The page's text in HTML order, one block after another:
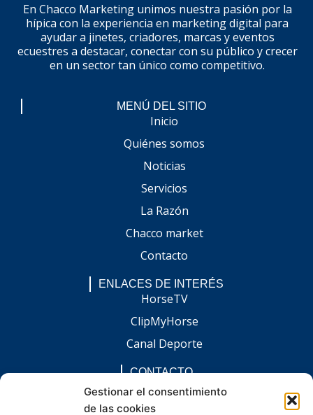
Gestionar el consentimiento
de las cookies
En Chacco Marketing unimos nuestra pasión por la
hípica con la experiencia en marketing digital para
ayudar a jinetes, criadores, marcas y eventos
ecuestres a destacar, conectar con su público y crecer
en un sector tan único como competitivo.
MENÚ DEL SITIO
Inicio
Quiénes somos
Noticias
Servicios
La Razón
Chacco market
Contacto
ENLACES DE INTERÉS
HorseTV
ClipMyHorse
Canal Deporte
CONTACTO
comunicacion@chaccoinfo.com